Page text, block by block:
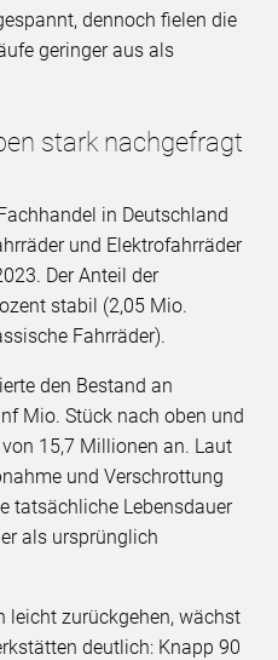
dennoch fielen die
geringer aus als
stark nachgefragt
in Deutschland
und Elektrofahrräder
Der Anteil der
stabil (2,05 Mio.
Fahrräder).
den Bestand an
Mio. Stück nach oben und
15,7 Millionen an. Laut
und Verschrottung
tatsächliche Lebensdauer
als ursprünglich
leicht zurückgehen, wächst
deutlich: Knapp 90